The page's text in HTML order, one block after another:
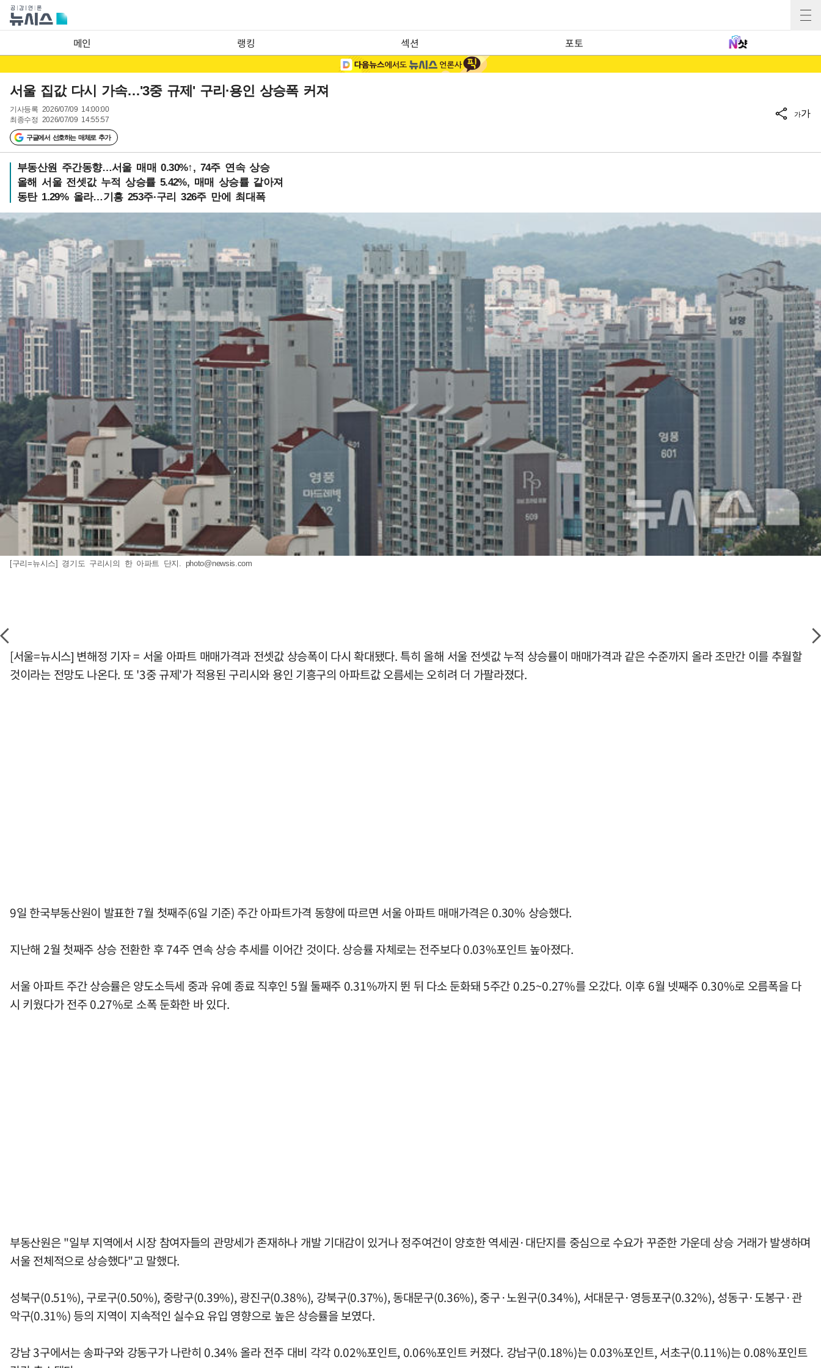
메인 랭킹 섹션 포토
서울 집값 다시 가속…'3중 규제' 구리·용인 상승폭 커져
기사등록 2026/07/09 14:00:00
최종수정 2026/07/09 14:55:57
구글에서 선호하는 매체로 추가
가가
부동산원 주간동향…서울 매매 0.30%↑, 74주 연속 상승
올해 서울 전셋값 누적 상승률 5.42%, 매매 상승률 같아져
동탄 1.29% 올라…기흥 253주·구리 326주 만에 최대폭
[구리=뉴시스] 경기도 구리시의 한 아파트 단지. photo@newsis.com
[서울=뉴시스] 변해정 기자 = 서울 아파트 매매가격과 전셋값 상승폭이 다시 확대됐다. 특히 올해 서울 전셋값 누적 상승률이 매매가격과 같은 수준까지 올라 조만간 이를 추월할
것이라는 전망도 나온다. 또 '3중 규제'가 적용된 구리시와 용인 기흥구의 아파트값 오름세는 오히려 더 가팔라졌다.
9일 한국부동산원이 발표한 7월 첫째주(6일 기준) 주간 아파트가격 동향에 따르면 서울 아파트 매매가격은 0.30% 상승했다.
지난해 2월 첫째주 상승 전환한 후 74주 연속 상승 추세를 이어간 것이다. 상승률 자체로는 전주보다 0.03%포인트 높아졌다.
서울 아파트 주간 상승률은 양도소득세 중과 유예 종료 직후인 5월 둘째주 0.31%까지 뛴 뒤 다소 둔화돼 5주간 0.25~0.27%를 오갔다. 이후 6월 넷째주 0.30%로 오름폭을 다
시 키웠다가 전주 0.27%로 소폭 둔화한 바 있다.
부동산원은 "일부 지역에서 시장 참여자들의 관망세가 존재하나 개발 기대감이 있거나 정주여건이 양호한 역세권·대단지를 중심으로 수요가 꾸준한 가운데 상승 거래가 발생하며
서울 전체적으로 상승했다"고 말했다.
성북구(0.51%), 구로구(0.50%), 중랑구(0.39%), 광진구(0.38%), 강북구(0.37%), 동대문구(0.36%), 중구·노원구(0.34%), 서대문구·영등포구(0.32%), 성동구·도봉구·관
악구(0.31%) 등의 지역이 지속적인 실수요 유입 영향으로 높은 상승률을 보였다.
강남 3구에서는 송파구와 강동구가 나란히 0.34% 올라 전주 대비 각각 0.02%포인트, 0.06%포인트 커졌다. 강남구(0.18%)는 0.03%포인트, 서초구(0.11%)는 0.08%포인트